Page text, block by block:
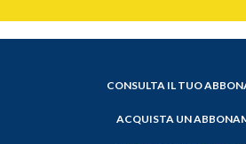
CONSULTA IL TUO
ACQUISTA UN